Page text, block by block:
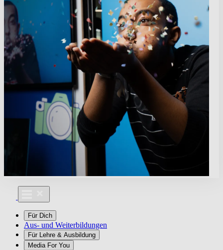
Für Dich
Aus- und Weiterbildungen
Für Lehre & Ausbildung
Media For You